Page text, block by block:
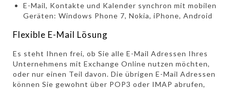
E-Mail, Kontakte und Kalender synchron mit mobilen
Geräten: Windows Phone 7, Nokia, iPhone, Android
Flexible E-Mail Lösung
Es steht Ihnen frei, ob Sie alle E-Mail Adressen Ihres
Unternehmens mit Exchange Online nutzen möchten,
oder nur einen Teil davon. Die übrigen E-Mail Adressen
können Sie gewohnt über POP3 oder IMAP abrufen,